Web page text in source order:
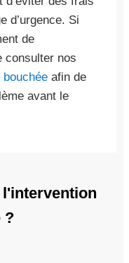
d’urgence. Si
de
consulter nos
bouchée afin de
avant le
?